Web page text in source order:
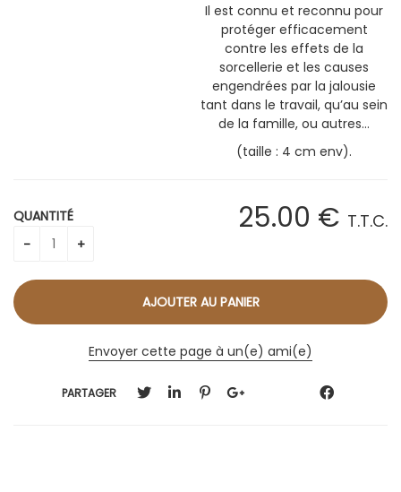
Il est connu et reconnu pour
protéger efficacement
contre les effets de la
sorcellerie et les causes
engendrées par la jalousie
tant dans le travail, qu’au sein
de la famille, ou autres…
(taille : 4 cm env).
25.00 € T.T.C.
QUANTITÉ
Envoyer cette page à un(e) ami(e)
PARTAGER